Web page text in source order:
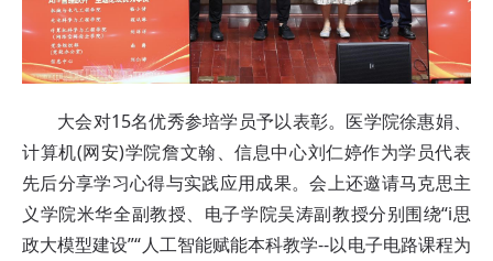
大会对15名优秀参培学员予以表彰。医学院徐惠娟、
计算机(网安)学院詹文翰、信息中心刘仁婷作为学员代表
先后分享学习心得与实践应用成果。会上还邀请马克思主
义学院米华全副教授、电子学院吴涛副教授分别围绕“i思
政大模型建设”“人工智能赋能本科教学--以电子电路课程为